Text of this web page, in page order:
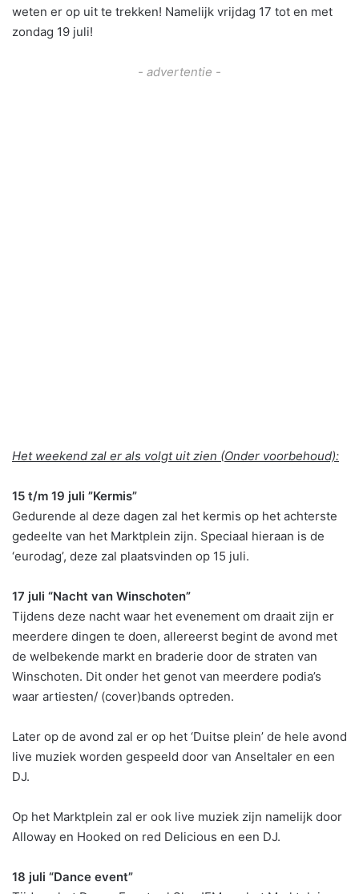
weten er op uit te trekken! Namelijk vrijdag 17 tot en met
zondag 19 juli!
- advertentie -
Het weekend zal er als volgt uit zien (Onder voorbehoud):
15 t/m 19 juli ”Kermis”
Gedurende al deze dagen zal het kermis op het achterste
gedeelte van het Marktplein zijn. Speciaal hieraan is de
‘eurodag’, deze zal plaatsvinden op 15 juli.
17 juli “Nacht van Winschoten”
Tijdens deze nacht waar het evenement om draait zijn er
meerdere dingen te doen, allereerst begint de avond met
de welbekende markt en braderie door de straten van
Winschoten. Dit onder het genot van meerdere podia’s
waar artiesten/ (cover)bands optreden.
Later op de avond zal er op het ‘Duitse plein’ de hele avond
live muziek worden gespeeld door van Anseltaler en een
DJ.
Op het Marktplein zal er ook live muziek zijn namelijk door
Alloway en Hooked on red Delicious en een DJ.
18 juli “Dance event”